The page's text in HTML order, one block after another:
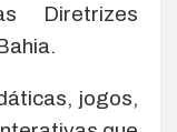
Diretrizes
jogos,